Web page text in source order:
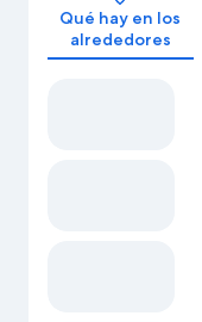
Qué hay en los
alrededores